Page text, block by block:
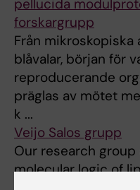
pellucida
forskargrupp
Från mikroskopiska
blåvalar, början för
reproducerande
präglas av mötet
k ...
Veijo Salos grupp
Our research
molecular logic of